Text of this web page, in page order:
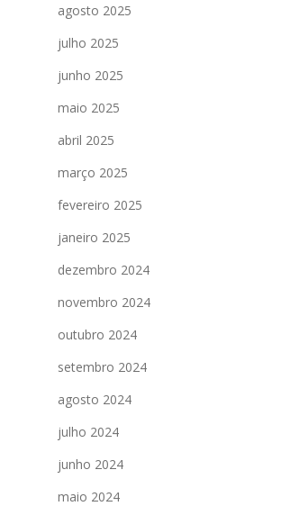
agosto 2025
julho 2025
junho 2025
maio 2025
abril 2025
março 2025
fevereiro 2025
janeiro 2025
dezembro 2024
novembro 2024
outubro 2024
setembro 2024
agosto 2024
julho 2024
junho 2024
maio 2024